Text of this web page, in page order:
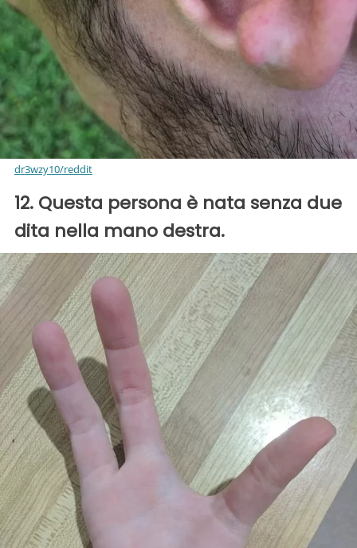
dr3wzy10/reddit
12. Questa persona è nata senza due
dita nella mano destra.